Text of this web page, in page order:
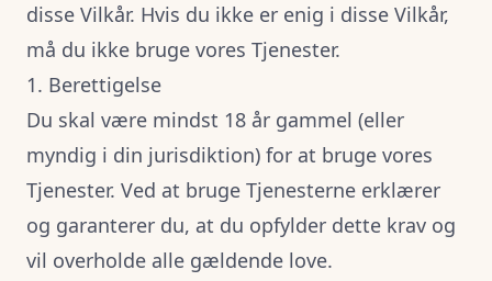
disse Vilkår. Hvis du ikke er enig i disse Vilkår,
må du ikke bruge vores Tjenester.
1. Berettigelse
Du skal være mindst 18 år gammel (eller
myndig i din jurisdiktion) for at bruge vores
Tjenester. Ved at bruge Tjenesterne erklærer
og garanterer du, at du opfylder dette krav og
vil overholde alle gældende love.